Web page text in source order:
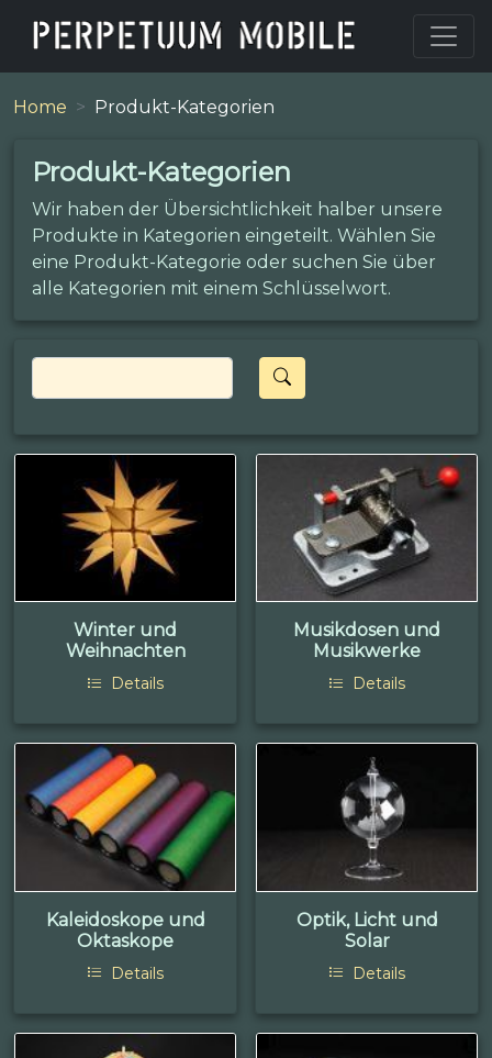
Home Produkt-Kategorien
Produkt-Kategorien
Wir haben der Übersichtlichkeit halber unsere
Produkte in Kategorien eingeteilt. Wählen Sie
eine Produkt-Kategorie oder suchen Sie über
alle Kategorien mit einem Schlüsselwort.
Winter und
Weihnachten
Details
Musikdosen und
Musikwerke
Details
Kaleidoskope und
Oktaskope
Details
Optik, Licht und
Solar
Details